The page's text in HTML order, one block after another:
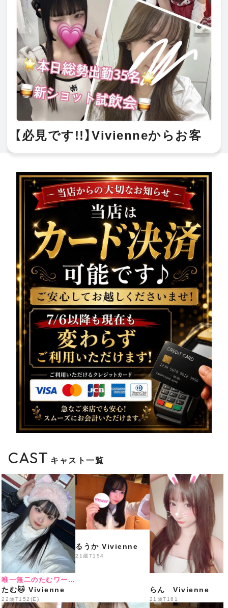
【必見です!!】Vivienneからお客
本日、システムの都合に
より公式LINEの配信ができ
ませんでした
いつも配信を楽しみにしてくださっている皆様には、
ご迷惑をおかけし誠に申し訳ございません。
本日の営業情報・出勤情報は、
こちらでご案内させていた
だきます
━━━━━━━━━━━━━━━
vivienne（ヴィヴィア
ン）池袋西口店
系列が誇る美女達が在籍
美脚キャバクラ
本日も元気に営業中
18:00〜25:00まで
営業
️総勢35名出勤＋体験入店3名予定 ️
18:00〜20:30
70分 3,300円
20:30〜22:00
60分 3,300円
22:00〜LAST
CAST キャスト一覧
唯一無二のたむワールド
たむ🐱 Vivienne
22歳T152(E)
るうか Vivienne
21歳T154
らん Vivienne
21歳T161